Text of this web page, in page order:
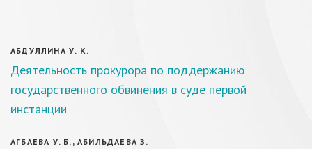
АБДУЛЛИНА У. К.
Деятельность прокурора по поддержанию
государственного обвинения в суде первой
инстанции
АГБАЕВА У. Б., АБИЛЬДАЕВА З.